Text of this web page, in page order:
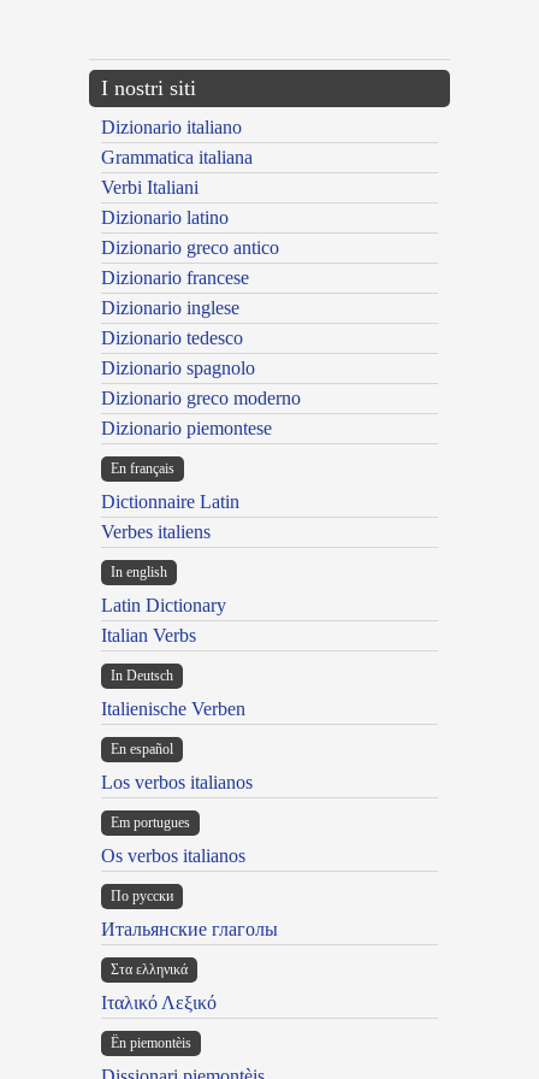
I nostri siti
Dizionario italiano
Grammatica italiana
Verbi Italiani
Dizionario latino
Dizionario greco antico
Dizionario francese
Dizionario inglese
Dizionario tedesco
Dizionario spagnolo
Dizionario greco moderno
Dizionario piemontese
En français
Dictionnaire Latin
Verbes italiens
In english
Latin Dictionary
Italian Verbs
In Deutsch
Italienische Verben
En español
Los verbos italianos
Em portugues
Os verbos italianos
По русски
Итальянские глаголы
Στα ελληνικά
Ιταλικό Λεξικό
Ën piemontèis